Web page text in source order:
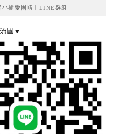
小榆愛團購｜LINE群組
團▼